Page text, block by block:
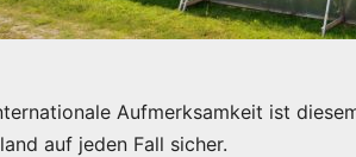
Aufmerksamkeit ist
auf jeden Fall sicher.